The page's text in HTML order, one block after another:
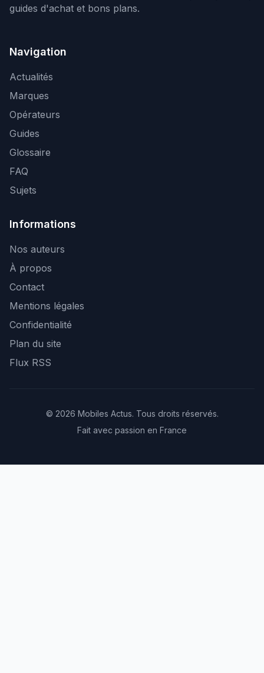
guides d'achat et bons plans.
Navigation
Actualités
Marques
Opérateurs
Guides
Glossaire
FAQ
Sujets
Informations
Nos auteurs
À propos
Contact
Mentions légales
Confidentialité
Plan du site
Flux RSS
© 2026 Mobiles Actus. Tous droits réservés.
Fait avec passion en France